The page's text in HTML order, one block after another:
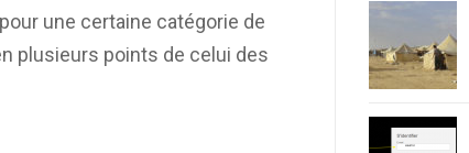
une certaine catégorie de
plusieurs points de celui des